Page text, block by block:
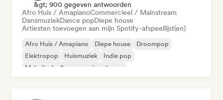
&gt; 900 gegeven antwoorden
Afro Huis / AmapianoCommercieel / Mainstream
DansmuziekDance popDiepe house
Artiesten toevoegen aan mijn Spotify-afspeellijst(en)
Afro Huis / Amapiano Diepe house
Droompop
Elektropop
Huismuziek
Indie pop
Melodische & progressieve house